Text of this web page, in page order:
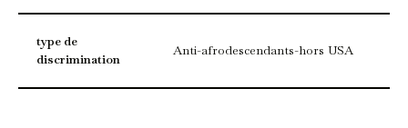
type de
discrimination
Anti-afrodescendants-hors USA